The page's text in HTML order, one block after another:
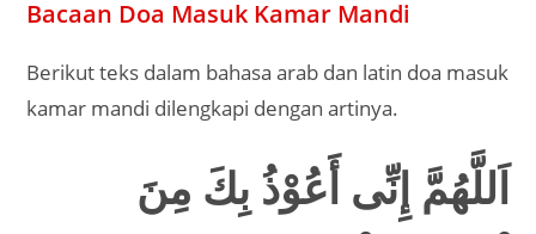
Bacaan Doa Masuk Kamar Mandi
Berikut teks dalam bahasa arab dan latin doa masuk
kamar mandi dilengkapi dengan artinya.
اَللَّهُمَّ إِنِّى أَعُوْذُ بِكَ مِنَ